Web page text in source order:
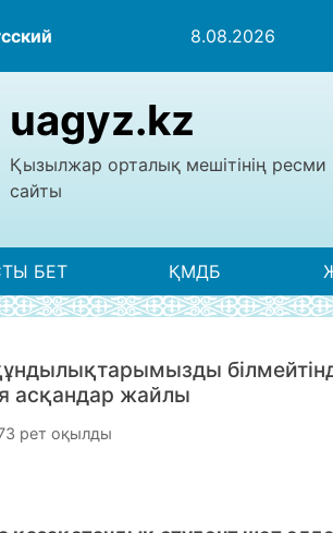
8.08.2026
uagyz.kz
Қызылжар орталық мешітінің ресми
сайты
БЕТ ҚМДБ
асқандар жайлы
рет оқылды